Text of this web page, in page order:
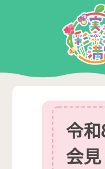
令
会見